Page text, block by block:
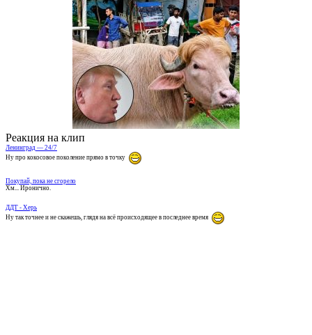
Реакция на клип
Ленинград — 24/7
Ну про кокосовое поколение прямо в точку
Покупай, пока не сгорело
Хм... Иронично.
ДДТ - Херь
Ну так точнее и не скажешь, глядя на всё происходящее в последнее время